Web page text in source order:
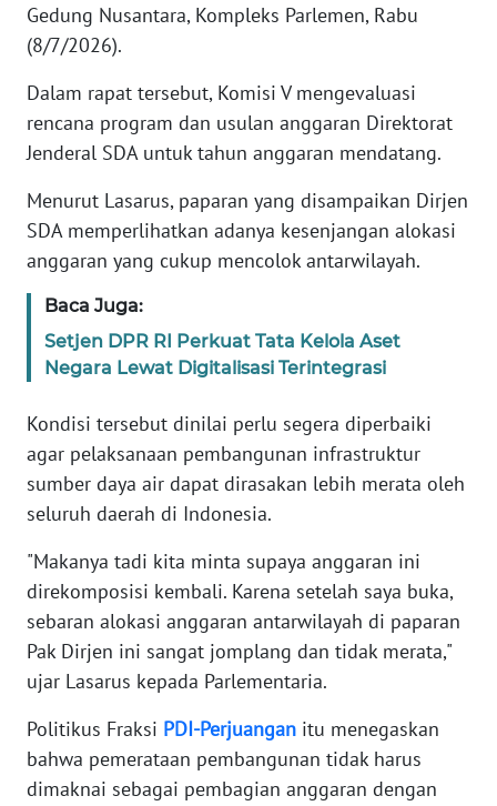
Gedung Nusantara, Kompleks Parlemen, Rabu
(8/7/2026).
Dalam rapat tersebut, Komisi V mengevaluasi
rencana program dan usulan anggaran Direktorat
Jenderal SDA untuk tahun anggaran mendatang.
Menurut Lasarus, paparan yang disampaikan Dirjen
SDA memperlihatkan adanya kesenjangan alokasi
anggaran yang cukup mencolok antarwilayah.
Baca Juga:
Setjen DPR RI Perkuat Tata Kelola Aset
Negara Lewat Digitalisasi Terintegrasi
Kondisi tersebut dinilai perlu segera diperbaiki
agar pelaksanaan pembangunan infrastruktur
sumber daya air dapat dirasakan lebih merata oleh
seluruh daerah di Indonesia.
"Makanya tadi kita minta supaya anggaran ini
direkomposisi kembali. Karena setelah saya buka,
sebaran alokasi anggaran antarwilayah di paparan
Pak Dirjen ini sangat jomplang dan tidak merata,"
ujar Lasarus kepada Parlementaria.
Politikus Fraksi PDI-Perjuangan itu menegaskan
bahwa pemerataan pembangunan tidak harus
dimaknai sebagai pembagian anggaran dengan
Regional
SUMUT
WN
WN
JABAR
BANTEN
NTT
WN
KEPRI
WN
PAPUA
WN
PAPUA
WN
RIAU